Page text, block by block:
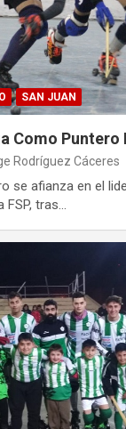
SAN JUAN
Como Puntero
Rodríguez Cáceres
se afianza en el
FSP, tras…